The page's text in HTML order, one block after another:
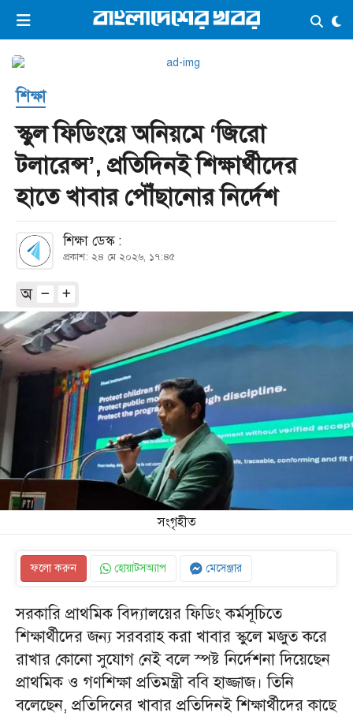
ভিডিও ই-পেপার লগইন ×
প্রচ্ছদ
সর্বশেষ
সব বিভাগ
আর্কাইভ
কনভার্টার
শিক্ষা
স্কুল ফিডিংয়ে অনিয়মে ‘জিরো
টলারেন্স’, প্রতিদিনই শিক্ষার্থীদের
হাতে খাবার পৌঁছানোর নির্দেশ
শিক্ষা ডেস্ক :
প্রকাশ: ২৪ মে ২০২৬, ১৭:৪৫
অ
সংগৃহীত
ফলো করুন হোয়াটসঅ্যাপ মেসেঞ্জার
সরকারি প্রাথমিক বিদ্যালয়ের ফিডিং কর্মসূচিতে
শিক্ষার্থীদের জন্য সরবরাহ করা খাবার স্কুলে মজুত করে
রাখার কোনো সুযোগ নেই বলে স্পষ্ট নির্দেশনা দিয়েছেন
প্রাথমিক ও গণশিক্ষা প্রতিমন্ত্রী ববি হাজ্জাজ। তিনি
বলেছেন, প্রতিদিনের খাবার প্রতিদিনই শিক্ষার্থীদের কাছে